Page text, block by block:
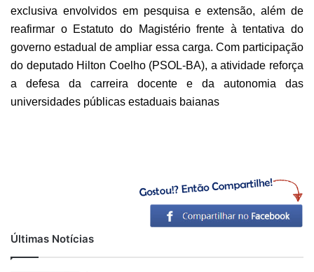
exclusiva envolvidos em pesquisa e extensão, além de
reafirmar o Estatuto do Magistério frente à tentativa do
governo estadual de ampliar essa carga. Com participação
do deputado Hilton Coelho (PSOL-BA), a atividade reforça
a defesa da carreira docente e da autonomia das
universidades públicas estaduais baianas
Últimas Notícias